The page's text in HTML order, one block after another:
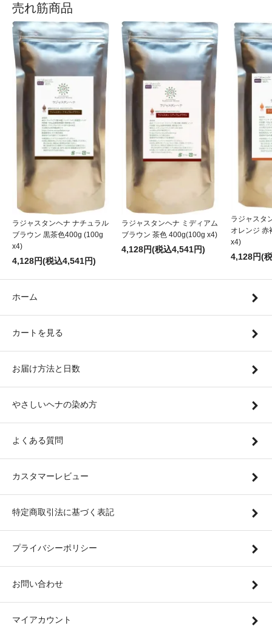
売れ筋商品
ラジャスタンヘナ ナチュラル
ブラウン 黒茶色400g (100g
x4)
4,128円(税込4,541円)
ラジャスタンヘナ ミディアム
ブラウン 茶色 400g(100g x4)
4,128円(税込4,541円)
ラジャスタ
オレンジ
x4)
4,128円(
ホーム
カートを見る
お届け方法と日数
やさしいヘナの染め方
よくある質問
カスタマーレビュー
特定商取引法に基づく表記
プライバシーポリシー
お問い合わせ
マイアカウント